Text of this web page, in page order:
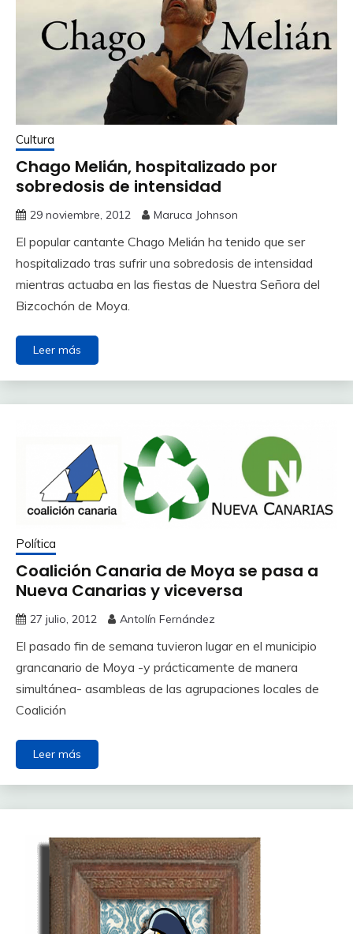
Cultura
Chago Melián, hospitalizado por
sobredosis de intensidad
29 noviembre, 2012 Maruca Johnson
El popular cantante Chago Melián ha tenido que ser
hospitalizado tras sufrir una sobredosis de intensidad
mientras actuaba en las fiestas de Nuestra Señora del
Bizcochón de Moya.
Leer más
Política
Coalición Canaria de Moya se pasa a
Nueva Canarias y viceversa
27 julio, 2012 Antolín Fernández
El pasado fin de semana tuvieron lugar en el municipio
grancanario de Moya -y prácticamente de manera
simultánea- asambleas de las agrupaciones locales de
Coalición
Leer más